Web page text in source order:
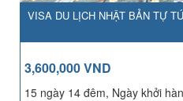
VISA DU LỊCH NHẬT BẢN TỰ
3,600,000 VND
15 ngày 14 đêm, Ngày khởi